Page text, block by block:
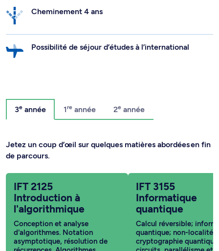
Cheminement 4 ans
Possibilité de séjour d’études à l’international
3e année 1re année 2e année
Jetez un coup d’œil sur quelques matières abordées en fin
de parcours.
IFT 2125
Introduction à
l'algorithmique
Conception et analyse
d'algorithmes. Notation
asymptotique, résolution de
IFT 3155
Informatique
quantique
Calcul réversible;
quantique; non-localité;
cryptographie